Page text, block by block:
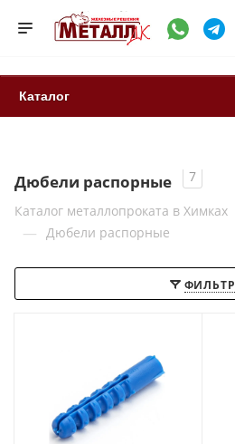
Каталог
Дюбели распорные
7
Каталог металлопроката в Химках
— Дюбели распорные
ФИЛЬТР